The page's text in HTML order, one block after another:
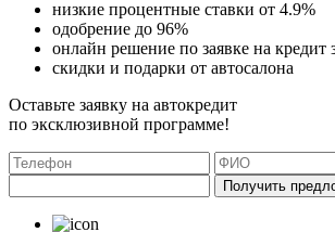
низкие процентные ставки от 4.9%
одобрение до 96%
онлайн решение по заявке на кредит
скидки и подарки от автосалона
Оставьте заявку на автокредит
по эксклюзивной программе!
Получить